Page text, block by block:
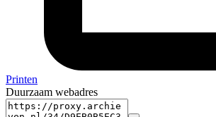
Printen
Duurzaam webadres